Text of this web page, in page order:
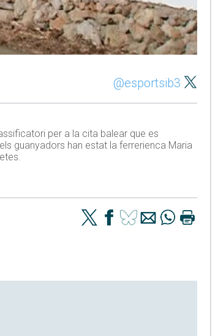
@esportsib3
per a la cita balear que es
guanyadors han estat la ferrerienca Maria